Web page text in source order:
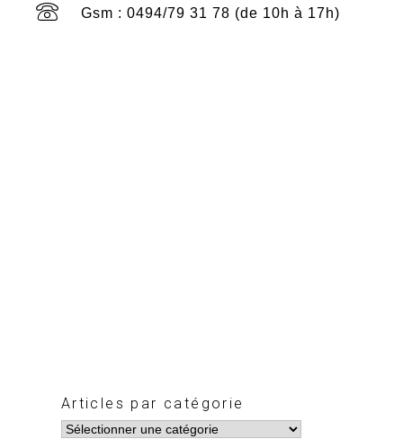
Gsm : 0494/79 31 78 (de 10h à 17h)
Articles par catégorie